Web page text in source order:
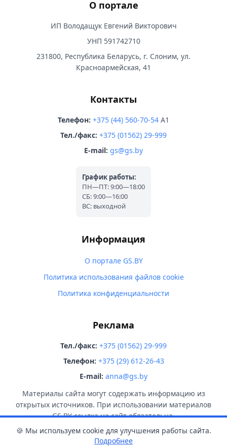
О портале
ИП Володащук Евгений Викторович
УНП 591742710
231800, Республика Беларусь, г. Слоним, ул.
Красноармейская, 41
Контакты
Телефон: +375 (44) 560-70-54 A1
Тел./факс: +375 (01562) 29-999
E-mail: gs@gs.by
График работы:
ПН—ПТ: 9:00—18:00
СБ: 9:00—16:00
ВС: выходной
Информация
О портале GS.BY
Политика использования файлов cookie
Политика конфиденциальности
Реклама
Тел./факс: +375 (01562) 29-999
Телефон: +375 (29) 612-26-43
E-mail: anna@gs.by
Материалы сайта могут содержать информацию из
открытых источников. При использовании материалов
GS.BY ссылка на сайт обязательна.
🍪 Мы используем cookie для улучшения работы сайта.
Подробнее